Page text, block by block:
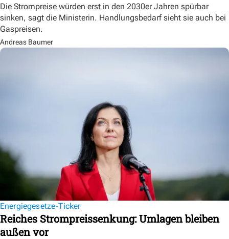
Die Strompreise würden erst in den 2030er Jahren spürbar
sinken, sagt die Ministerin. Handlungsbedarf sieht sie auch bei
Gaspreisen.
Andreas Baumer
Energiegesetze-Ticker
Reiches Strompreissenkung: Umlagen bleiben
außen vor